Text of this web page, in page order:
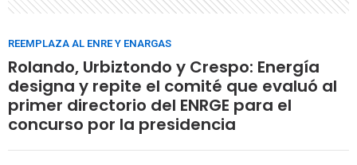
REEMPLAZA AL ENRE Y ENARGAS
Rolando, Urbiztondo y Crespo: Energía
designa y repite el comité que evaluó al
primer directorio del ENRGE para el
concurso por la presidencia